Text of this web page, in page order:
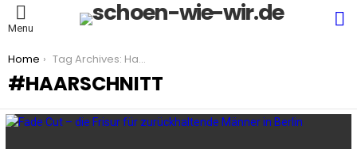
Menu
You are here:
Home Tag Archives: Haarschnitt
HAARSCHNITT